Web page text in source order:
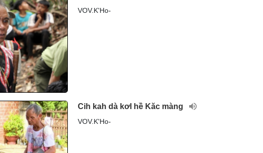
VOV.K'Ho-
Cih kah dà kơl hề Kăc màng
VOV.K'Ho-